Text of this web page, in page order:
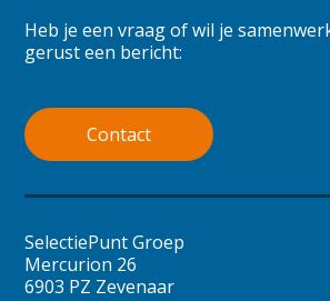
Heb je een vraag of wil je
gerust een bericht:
Contact
SelectiePunt Groep
Mercurion 26
6903 PZ Zevenaar